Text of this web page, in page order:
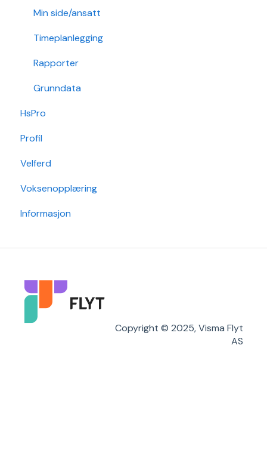
Min Skole - Ansattapp
Min Skole - Foresattapp
SFO
Arkiv/VSA
Søknader
Karakterer/Vitnemål
Flyt Foresatt
Hovedperson
Post
Sak
Min side/ansatt
Timeplanlegging
Rapporter
Grunndata
HsPro
Profil
Velferd
Voksenopplæring
Informasjon
Copyright © 2025, Visma Flyt
AS